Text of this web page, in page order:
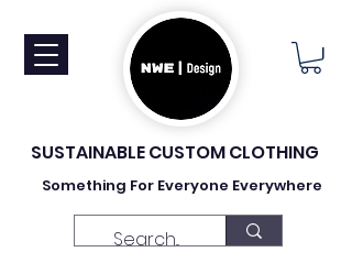
SUSTAINABLE CUSTOM CLOTHING
Something For Everyone Everywhere